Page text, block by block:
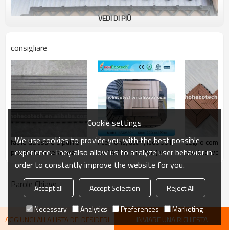
VEDI DI PIÙ
consigliare
facile da usare e pulire
piastrelle di ceramica
ponte
( ce, rohs, astm, iso9001,
iso14001, intertek ) wpc
pavimento esterno
Legno
plastica wpc
diy/
decking
piastrella
Parole Chiave
AGGIUNGI ALLA LISTA DEI DESIDERI INVIARE UNA RICHIESTA
Cookie settings
We use cookies to provide you with the best possible
experience. They also allow us to analyze user behavior in
order to constantly improve the website for you.
Accept all Accept Selection
Reject All
Necessary
Analytics Preferences Marketing